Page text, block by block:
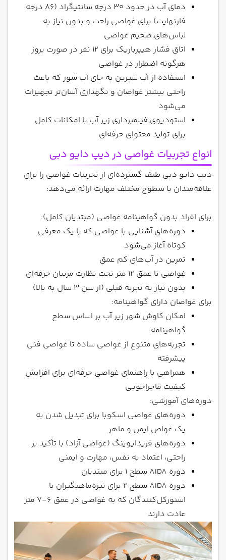
دمای آب در حدود 30 درجه سانتیگراد (86 درجه
فارنهایت) برای غواصی راحت و بدون نیاز به
لباس‌های ضخیم غواصی
اتاق فشار هیپرباریک برای 12 نفر در صورت بروز
هرگونه اضطرار در غواصی
استفاده از آب شیرین به جای آب شور که باعث
راحتی بیشتر غواصان و نگهداری آسان‌تر تجهیزات
می‌شود
استودیوی فیلمبرداری زیر آب با امکانات کامل
برای تولید محتوای حرفه‌ای
انواع تجربیات غواصی در دیپ دایو دبی
دیپ دایو دبی طیف گسترده‌ای از تجربیات غواصی را برای
علاقه‌مندان با سطوح مختلف مهارت ارائه می‌دهد:
برای افراد بدون گواهینامه غواصی (مبتدیان کامل):
دوره‌های آشنایی با غواصی که با یک معرفی
کوتاه آغاز می‌شود
تمرین در آب‌های کم عمق
غواصی تا عمق 12 متر تحت نظارت مربیان حرفه‌ای
بدون نیاز به تجربه قبلی (از سن 3 سال به بالا)
برای غواصان دارای گواهینامه:
امکان کاوش شهر زیر آب بر اساس سطح
گواهینامه
تجربه‌های متنوع از غواصی ساده تا غواصی فنی
پیشرفته
همراهی با راهنمای غواصی حرفه‌ای برای افزایش
کیفیت ماجراجویی
دوره‌های آموزشی:
دوره‌های غواصی اسکوبا برای تبدیل شدن به
یک غواص ایمن و ماهر
دوره‌های فریدایوینگ (غواصی آزاد) با تأکید بر
راحتی، اعتماد به نفس، مهارت و ایمنی
دوره AIDA سطح 1 برای مبتدیان
دوره AIDA سطح 2 برای نیزه‌ماهیگیران یا
اسنورکل‌کنندگان که به غواصی در عمق 6-7 متر
عادت دارند